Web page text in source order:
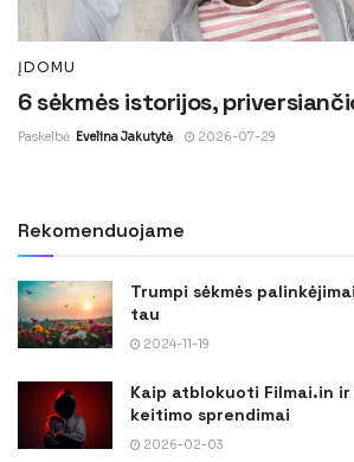
ĮDOMU
6 sėkmės istorijos,
Paskelbė Evelina Jakutytė 2026-07-29
Rekomenduojame
Trumpi sėkmės
tau
2024-11-19
Kaip atblokuoti Filmai.in ir
keitimo sprendimai
2026-02-03